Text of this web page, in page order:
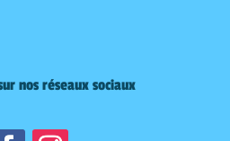
nos réseaux sociaux